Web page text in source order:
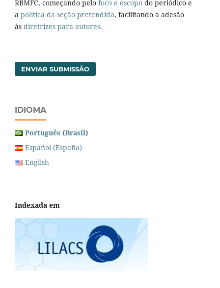
RBMFC, começando pelo foco e escopo do periódico e
a política da seção pretendida, facilitando a adesão
às diretrizes para autores.
ENVIAR SUBMISSÃO
IDIOMA
Português (Brasil)
Español (España)
English
Indexada em